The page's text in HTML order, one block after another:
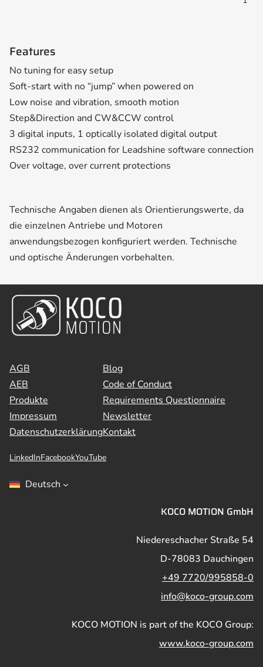
Features
No tuning for easy setup
Soft-start with no “jump” when powered on
Low noise and vibration, smooth motion
Step&Direction and CW&CCW control
3 digital inputs, 1 optically isolated digital output
RS232 communication for Leadshine software connection
Over voltage, over current protections
Technische Angaben dienen als Orientierungswerte, da
die einzelnen Antriebe und Motoren
anwendungsbezogen konfiguriert werden. Technische
und optische Änderungen vorbehalten.
AGB
AEB
Produkte
Impressum
Datenschutzerklärung
Blog
Code of Conduct
Requirements Questionnaire
Newsletter
Kontakt
LinkedInFacebookYouTube
Deutsch
KOCO MOTION GmbH
Niedereschacher Straße 54
D-78083 Dauchingen
+49 7720/995858-0
info@koco-group.com
KOCO MOTION is part of the KOCO Group:
www.koco-group.com